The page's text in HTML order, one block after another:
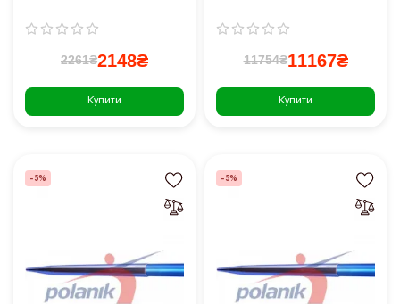
2261₴2148₴
Купити
11754₴11167₴
Купити
-5% -5%